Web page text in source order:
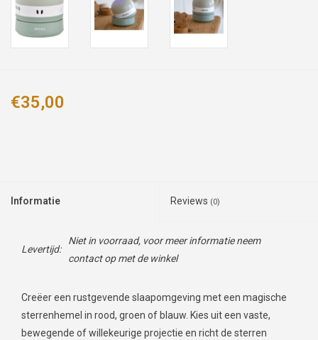
€35,00
Informatie Reviews (0)
Levertijd:
Niet in voorraad, voor meer informatie neem
contact op met de winkel
Creëer een rustgevende slaapomgeving met een magische
sterrenhemel in rood, groen of blauw. Kies uit een vaste,
bewegende of willekeurige projectie en richt de sterren